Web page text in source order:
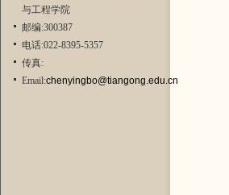
与工程学院
邮编:300387
电话:022-8395-5357
传真:
Email:chenyingbo@tiangong.edu.cn